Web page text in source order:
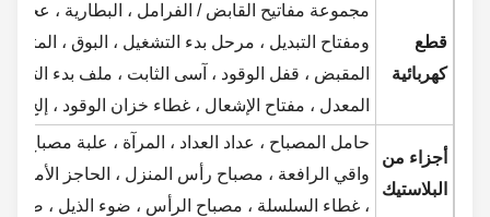
كهربائية
مجموعة مفاتيح القابض / الفرامل ، البطارية ، عجلة
ومفتاح التبديل ، مرحل بدء التشغيل ، البوق ، المتعري ،
المعدل ، مفتاح الإشعال ، غطاء خزان الوقود ، إلخ.
أجزاء من
البلاستيك
حامل المصباح ، عداد العداد ، المرآة ، علبة مصباح
واقي الرافعة ، مصباح رأس المنزل ، الحاجز الأمامي ،
، غطاء السلسلة ، مصباح الرأس ، ضوء الذيل ، ضوء